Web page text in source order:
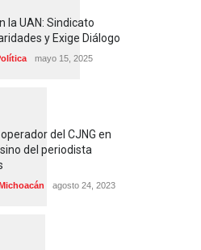
la UAN: Sindicato
y Exige Diálogo
mayo 15, 2025
del CJNG en
del periodista
agosto 24, 2023